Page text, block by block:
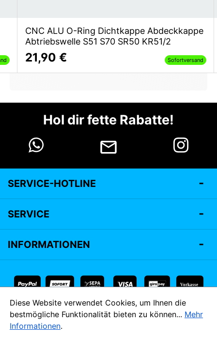
CNC ALU O-Ring Dichtkappe Abdeckkappe
Abtriebswelle S51 S70 SR50 KR51/2
21,90 € Sofortversand
Hol dir fette Rabatte!
SERVICE-HOTLINE
SERVICE
INFORMATIONEN
Vorkasse
* Alle Preise inkl. gesetzl. Mehrwertsteuer zzgl.
Versandkosten
und ggf. Nachnahmegebühren, wenn nicht anders angegeben.
Diese Website verwendet Cookies, um Ihnen die
bestmögliche Funktionalität bieten zu können... Mehr
Informationen.